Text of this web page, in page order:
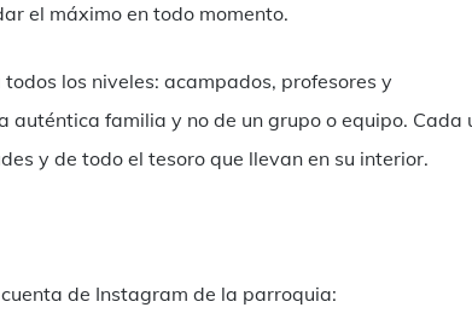
el máximo en todo momento.
los niveles: acampados, profesores y
auténtica familia y no de un grupo o equipo. Cada
y de todo el tesoro que llevan en su interior.
de Instagram de la parroquia: